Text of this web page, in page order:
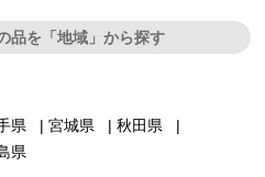
品を「地域」から探す
県 宮城県
秋田県
県